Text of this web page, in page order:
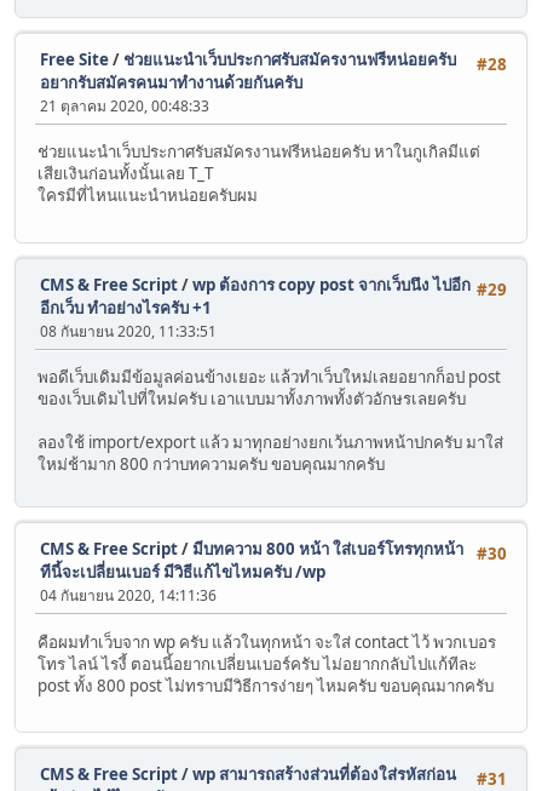
#28
Free Site/ ช่วยแนะนำเว็บประกาศรับสมัครงานฟรีหน่อยครับ
อยากรับสมัครคนมาทำงานด้วยกันครับ
21 ตุลาคม 2020, 00:48:33
ช่วยแนะนำเว็บประกาศรับสมัครงานฟรีหน่อยครับ หาในกูเกิลมีแต่
เสียเงินก่อนทั้งนั้นเลย T_T
ใครมีที่ไหนแนะนำหน่อยครับผม
#29
CMS & Free Script/wp ต้องการ copy post จากเว็บนึง ไปอีก
อีกเว็บ ทำอย่างไรครับ +1
08 กันยายน 2020, 11:33:51
พอดีเว็บเดิมมีข้อมูลค่อนข้างเยอะ แล้วทำเว็บใหม่เลยอยากก็อป post
ของเว็บเดิมไปที่ใหม่ครับ เอาแบบมาทั้งภาพทั้งตัวอักษรเลยครับ
ลองใช้ import/export แล้ว มาทุกอย่างยกเว้นภาพหน้าปกครับ มาใส่
ใหม่ช้ามาก 800 กว่าบทความครับ ขอบคุณมากครับ
#30
CMS & Free Script/ มีบทความ 800 หน้า ใส่เบอร์โทรทุกหน้า
ทีนี้จะเปลี่ยนเบอร์ มีวิธีแก้ไขไหมครับ /wp
04 กันยายน 2020, 14:11:36
คือผมทำเว็บจาก wp ครับ แล้วในทุกหน้า จะใส่ contact ไว้ พวกเบอร
โทร ไลน์ ไรงี้ ตอนนี้อยากเปลี่ยนเบอร์ครับ ไม่อยากกลับไปแก้ทีละ
post ทั้ง 800 post ไม่ทราบมีวิธีการง่ายๆ ไหมครับ ขอบคุณมากครับ
#31
CMS & Free Script/wp สามารถสร้างส่วนที่ต้องใส่รหัสก่อน